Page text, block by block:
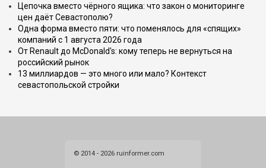
Цепочка вместо чёрного ящика: что закон о мониторинге
цен даёт Севастополю?
Одна форма вместо пяти: что поменялось для «спящих»
компаний с 1 августа 2026 года
От Renault до McDonald's: кому теперь не вернуться на
российский рынок
13 миллиардов — это много или мало? Контекст
севастопольской стройки
© 2014 - 2026 ruinformer.com